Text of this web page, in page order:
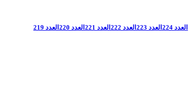
العدد 224 العدد 223 العدد 222 العدد 221 العدد 220 العدد 219